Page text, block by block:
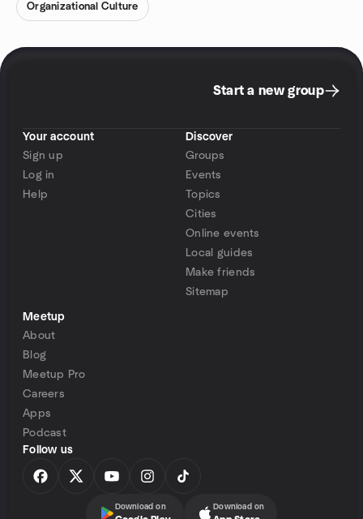
Organizational Culture
Start a new group
Your account
Sign up
Log in
Help
Discover
Groups
Events
Topics
Cities
Online events
Local guides
Make friends
Sitemap
Meetup
About
Blog
Meetup Pro
Careers
Apps
Podcast
Follow us
Download on Download on